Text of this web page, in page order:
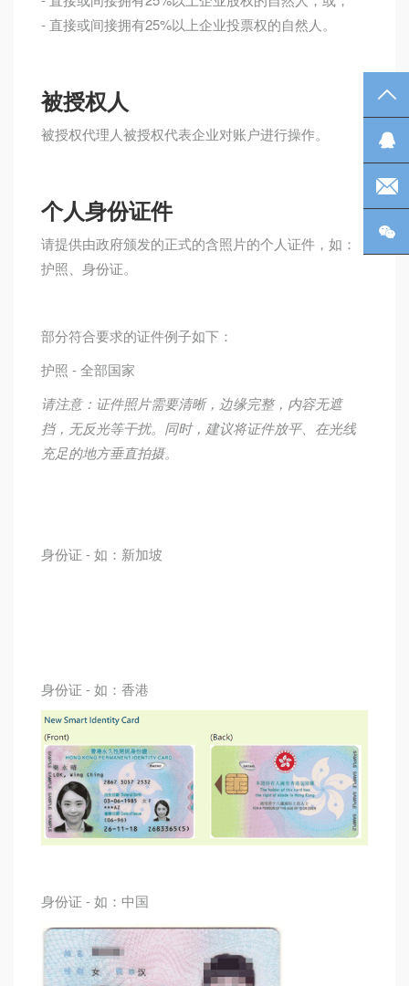
- 直接或间接拥有25%以上企业投票权的自然人。
被授权人
被授权代理人被授权代表企业对账户进行操作。
个人身份证件
请提供由政府颁发的正式的含照片的个人证件，如：
护照、身份证。
部分符合要求的证件例子如下：
护照 - 全部国家
请注意：证件照片需要清晰，边缘完整，内容无遮
挡，无反光等干扰。同时，建议将证件放平、在光线
充足的地方垂直拍摄。
身份证 - 如：新加坡
身份证 - 如：香港
身份证 - 如：中国
电
微